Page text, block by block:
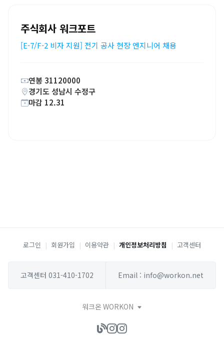
주식회사 워크포트
[E-7/F-2 비자 지원] 전기 공사 현장 엔지니어 채용
연봉 31120000
경기도 성남시 수정구
마감 12.31
로그인 | 회원가입 | 이용약관 | 개인정보처리방침 | 고객센터
고객센터 031-410-1702 Email : info@workon.net
워크온 WORKON